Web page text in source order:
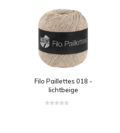
Filo Paillettes 018 -
lichtbeige